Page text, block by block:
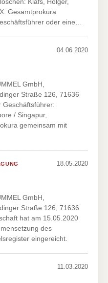
Klafs, Holger,
Gesamtprokura
oder eine…
04.06.2020
GmbH,
Straße 126, 71636
Geschäftsführer:
/ Singapur,
gemeinsam mit
18.05.2020
GmbH,
Straße 126, 71636
hat am 15.05.2020
des
eingereicht.
11.03.2020